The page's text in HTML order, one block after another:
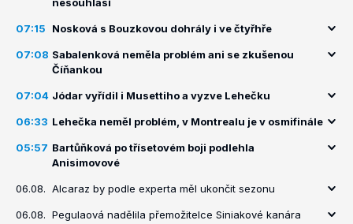
07:15 Nosková s Bouzkovou dohrály i ve čtyřhře
07:08 Sabalenková neměla problém ani se zkušenou
Číňankou
07:04 Jódar vyřídil i Musettiho a vyzve Lehečku
06:33 Lehečka neměl problém, v Montrealu je v osmifinále
05:57 Bartůňková po třísetovém boji podlehla
Anisimovové
06.08. Alcaraz by podle experta měl ukončit sezonu
06.08. Pegulaová nadělila přemožitelce Siniakové kanára